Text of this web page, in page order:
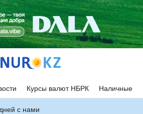
Курсы валют НБРК Наличные
с нами